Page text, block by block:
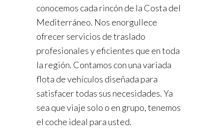
conocemos cada rincón de la Costa del
Mediterráneo. Nos enorgullece
ofrecer servicios de traslado
profesionales y eficientes que en toda
la región. Contamos con una variada
flota de vehículos diseñada para
satisfacer todas sus necesidades. Ya
sea que viaje solo o en grupo, tenemos
el coche ideal para usted.